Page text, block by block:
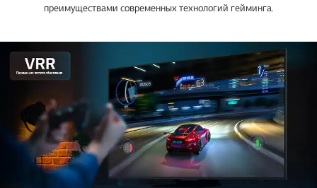
преимуществами современных технологий гейминга.